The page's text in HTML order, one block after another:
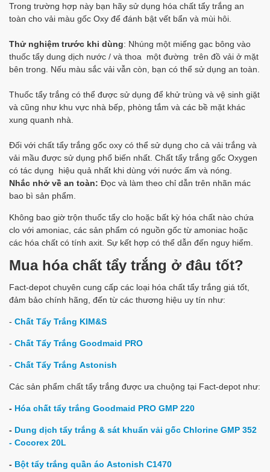
Trong trường hợp này bạn hãy sử dụng hóa chất tẩy trắng an
toàn cho vải màu gốc Oxy để đánh bật vết bẩn và mùi hôi.
Thử nghiệm trước khi dùng: Nhúng một miếng gạc bông vào
thuốc tẩy dung dịch nước / và thoa một đường trên đồ vải ở mặt
bên trong. Nếu màu sắc vải vẫn còn, bạn có thể sử dụng an toàn.
Thuốc tẩy trắng có thể được sử dụng để khử trùng và vệ sinh giặt
và cũng như khu vực nhà bếp, phòng tắm và các bề mặt khác
xung quanh nhà.
Đối với chất tẩy trắng gốc oxy có thể sử dụng cho cả vải trắng và
vải mầu được sử dụng phổ biến nhất. Chất tẩy trắng gốc Oxygen
có tác dụng hiệu quả nhất khi dùng với nước ấm và nóng.
Nhắc nhở về an toàn: Đọc và làm theo chỉ dẫn trên nhãn mác
bao bì sản phẩm.
Không bao giờ trộn thuốc tẩy clo hoặc bất kỳ hóa chất nào chứa
clo với amoniac, các sản phẩm có nguồn gốc từ amoniac hoặc
các hóa chất có tính axit. Sự kết hợp có thể dẫn đến nguy hiểm.
Mua hóa chất tẩy trắng ở đâu tốt?
Fact-depot chuyên cung cấp các loại hóa chất tẩy trắng giá tốt,
đảm bảo chính hãng, đến từ các thương hiệu uy tín như:
- Chất Tẩy Trắng KIM&S
- Chất Tẩy Trắng Goodmaid PRO
- Chất Tẩy Trắng Astonish
Các sản phẩm chất tẩy trắng được ưa chuộng tại Fact-depot như:
- Hóa chất tẩy trắng Goodmaid PRO GMP 220
- Dung dịch tẩy trắng & sát khuẩn vải gốc Chlorine GMP 352
- Cocorex 20L
- Bột tẩy trắng quần áo Astonish C1470